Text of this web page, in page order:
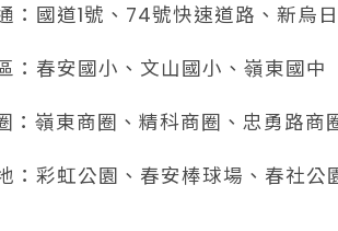
：國道1號、74號快速道路、新烏
：春安國小、文山國小、嶺東國中
：嶺東商圈、精科商圈、忠勇路商
：彩虹公園、春安棒球場、春社公